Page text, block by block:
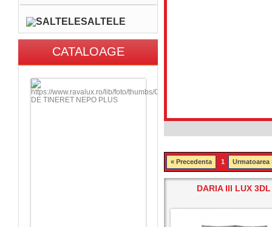
« Precedenta 1 Urmatoarea
DARIA III LUX 3DL
SALTELE
CATALOAGE